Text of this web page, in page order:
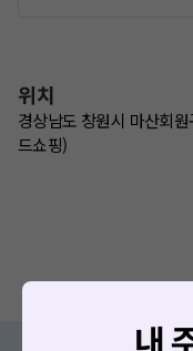
위치
경상남도 창원시 마산회
드쇼핑)